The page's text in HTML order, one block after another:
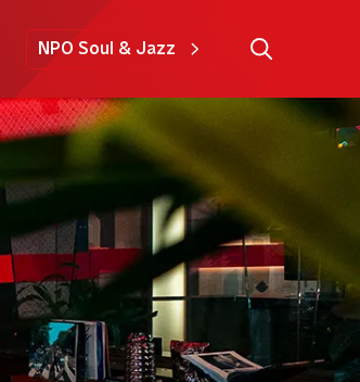
NPO Soul & Jazz